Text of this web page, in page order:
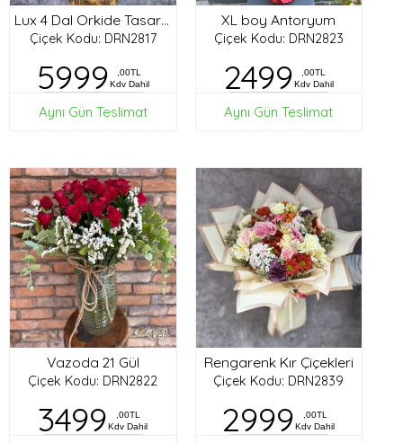
Lux 4 Dal Orkide Tasarım
Çiçek Kodu: DRN2817
5999
,00TL
Kdv Dahil
Aynı Gün Teslimat
XL boy Antoryum
Çiçek Kodu: DRN2823
2499
,00TL
Kdv Dahil
Aynı Gün Teslimat
Vazoda 21 Gül
Çiçek Kodu: DRN2822
3499
,00TL
Kdv Dahil
Rengarenk Kır Çiçekleri
Çiçek Kodu: DRN2839
2999
,00TL
Kdv Dahil